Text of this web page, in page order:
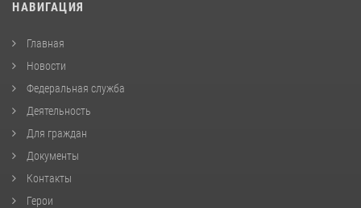
НАВИГАЦИЯ
Главная
Новости
Федеральная служба
Деятельность
Для граждан
Документы
Контакты
Герои